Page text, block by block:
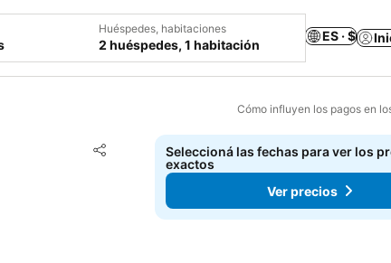
Huéspedes, habitaciones
2 huéspedes, 1 habitación
ES · $
Cómo influyen los pagos en
Compartir
Añadir a favoritos
Seleccioná las fechas para ver los
exactos
Ver precios